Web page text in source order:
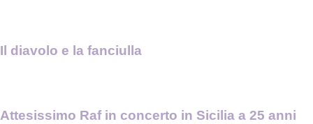
Il diavolo e la fanciulla
Attesissimo Raf in concerto in Sicilia a 25 anni